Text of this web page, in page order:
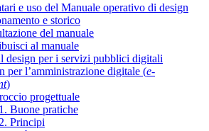
e uso del Manuale operativo di design
e storico
del manuale
al manuale
design per i servizi pubblici digitali
per l’amministrazione digitale (e-
)
progettuale
Buone pratiche
Principi